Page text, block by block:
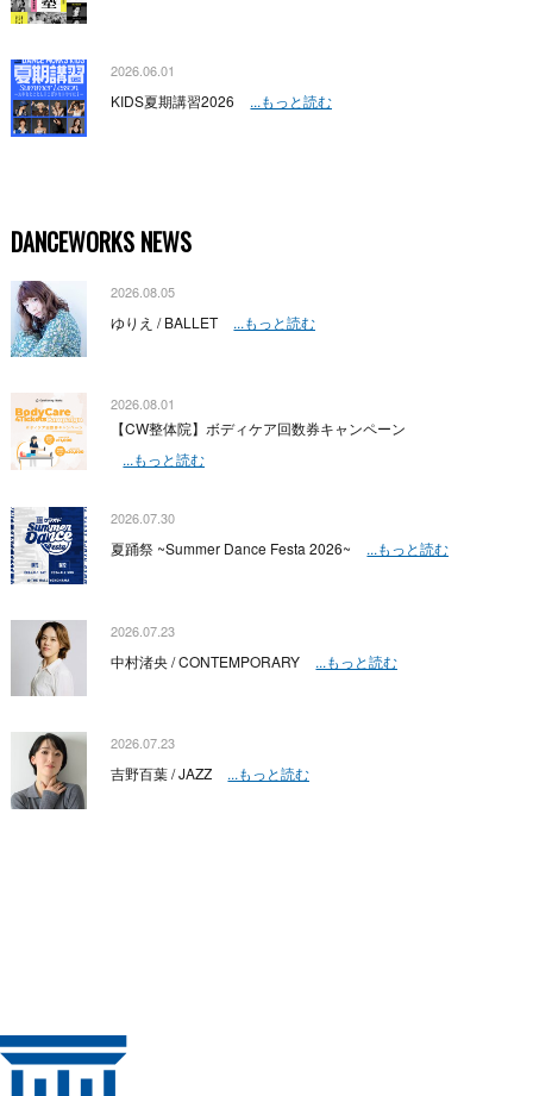
2026.06.01
KIDS夏期講習2026 ...もっと読む
DANCEWORKS NEWS
2026.08.05
ゆりえ / BALLET ...もっと読む
2026.08.01
【CW整体院】ボディケア回数券キャンペーン
...もっと読む
2026.07.30
夏踊祭 ~Summer Dance Festa 2026~ ...もっと読む
2026.07.23
中村渚央 / CONTEMPORARY ...もっと読む
2026.07.23
吉野百葉 / JAZZ ...もっと読む